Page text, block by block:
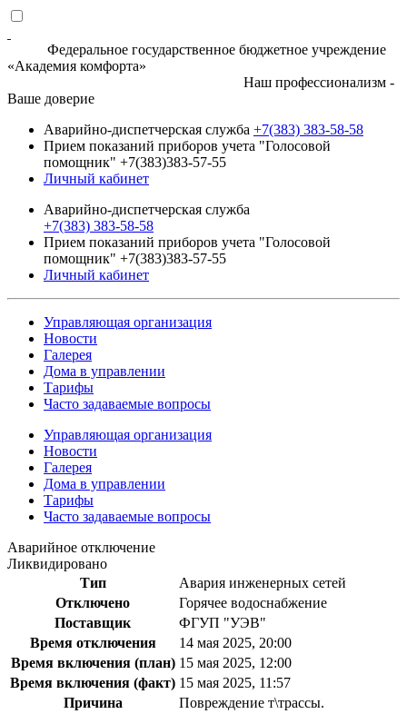
Федеральное государственное бюджетное учреждение
«Академия комфорта»
Наш профессионализм -
Ваше доверие
Аварийно-диспетчерская служба +7(383) 383-58-58
Прием показаний приборов учета "Голосовой
помощник" +7(383)383-57-55
Личный кабинет
Аварийно-диспетчерская служба
+7(383) 383-58-58
Прием показаний приборов учета "Голосовой
помощник" +7(383)383-57-55
Личный кабинет
Управляющая организация
Новости
Галерея
Дома в управлении
Тарифы
Часто задаваемые вопросы
Управляющая организация
Новости
Галерея
Дома в управлении
Тарифы
Часто задаваемые вопросы
Аварийное отключение
Ликвидировано
Тип
Авария инженерных сетей
Отключено
Горячее водоснабжение
Поставщик
ФГУП "УЭВ"
Время отключения
14 мая 2025, 20:00
Время включения (план) 15 мая 2025, 12:00
Время включения (факт) 15 мая 2025, 11:57
Причина
Повреждение т\трассы.